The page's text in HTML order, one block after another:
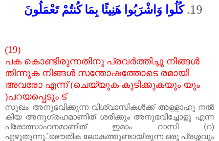
19. كُلُوا وَاشْرَبُوا هَنِيئًا بِمَا كُنتُمْ تَعْمَلُونَ
(19)
നിങ്ങൾ
പ്രവർത്തിച്ചു
കൊണ്ടിരുന്നതിനു
പക
രമായി
സന്തോഷത്തോടെ
നിങ്ങൾ
തിന്നുക
യും
കുടിക്കുകയും
ചെയ്യുക
(
എന്ന്
അവരോ
ട്
പറയപ്പെടും
)
സുഖം അനുഭവിക്കുന്ന വിശ്വാസികൾക്ക് അള്ളാഹു നൽ
കിയ അനുഗ്രഹമാണിത് ശരിക്കും അനുഭവിച്ചോളൂ എന്ന
പ്രോത്സാഹനമാണിത് ഇമാം
റാസി(റ)
എഴുതുന്നു.’ഭൌതിക ലോകത്തുണ്ടായിരുന്ന ഒരു പ്രശ്നവും